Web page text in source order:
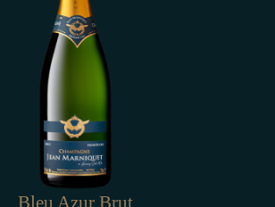
Bleu Azur Brut